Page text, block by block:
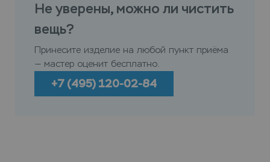
Не уверены, можно ли чистить
вещь?
Принесите изделие на любой пункт приёма
— мастер оценит бесплатно.
+7 (495) 120-02-84